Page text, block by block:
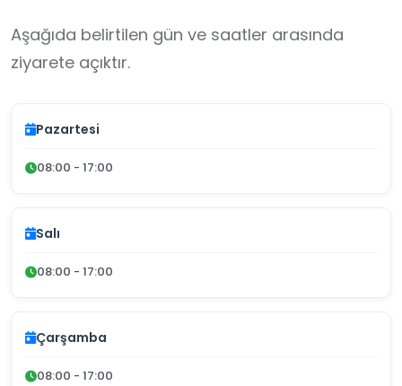
Aşağıda belirtilen gün ve saatler arasında
ziyarete açıktır.
Pazartesi
08:00 - 17:00
Salı
08:00 - 17:00
Çarşamba
08:00 - 17:00